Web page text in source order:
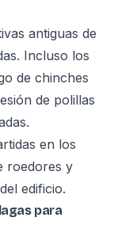
antiguas de
Incluso los
de chinches
de polillas
en los
roedores y
edificio.
para